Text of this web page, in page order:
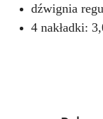
dźwignia
4 nakładki: